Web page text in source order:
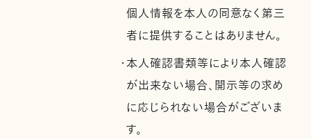
個人情報を本人の同意なく第三
者に提供することはありません。
・本人確認書類等により本人確認
が出来ない場合、開示等の求め
に応じられない場合がございま
す。